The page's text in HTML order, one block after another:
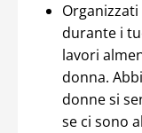
durante i
lavori
donna.
donne si
se ci sono